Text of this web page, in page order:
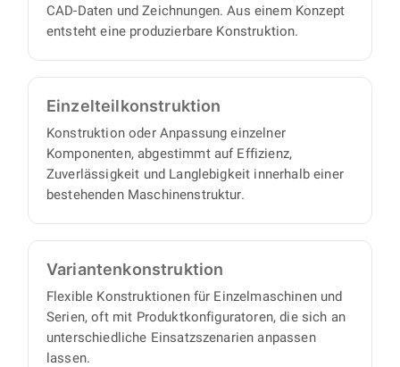
vollständigen Satz an Konstruktionsunterlagen,
mit minimalem Abstimmungs- und
Aufsichtsaufwand auf Ihrer Seite.
CAD-Daten und Zeichnungen. Aus einem Konzept
entsteht eine produzierbare Konstruktion.
Einzelteil­konstruktion
Konstruktion oder Anpassung einzelner
Komponenten, abgestimmt auf Effizienz,
Zuverlässigkeit und Langlebigkeit innerhalb einer
bestehenden Maschinenstruktur.
Varianten­konstruktion
Flexible Konstruktionen für Einzelmaschinen und
Serien, oft mit Produktkonfiguratoren, die sich an
unterschiedliche Einsatzszenarien anpassen
lassen.